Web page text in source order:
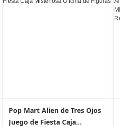
Pop Mart Alien de Tres Ojos
Juego de Fiesta Caja